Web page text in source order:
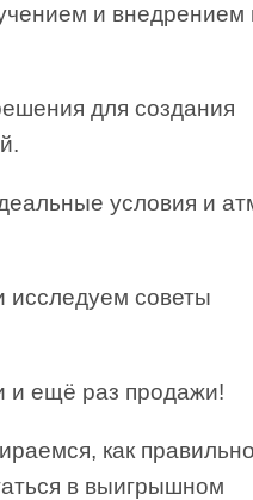
и внедрением
для создания
условия и
исследуем советы
и ещё раз продажи!
как правильно
в выигрышном